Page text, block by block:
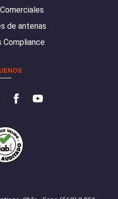
de antenas
Compliance